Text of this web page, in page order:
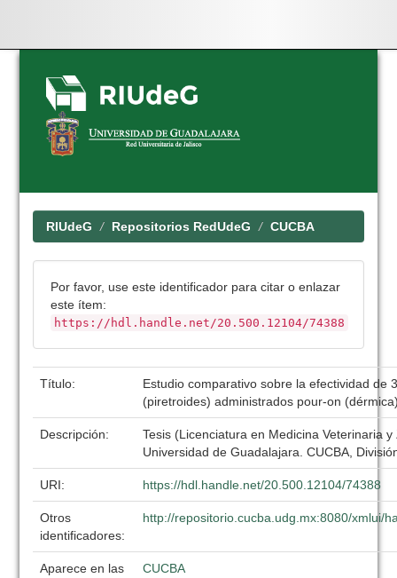
Skip
navigation
RIUdeG Repositorios RedUdeG CUCBA
Por favor, use este identificador para citar o enlazar
este ítem:
https://hdl.handle.net/20.500.12104/74388
Título:
Estudio comparativo sobre la efectividad de
(piretroides) administrados pour-on
Descripción:
Tesis (Licenciatura en Medicina Veterinaria
Universidad de Guadalajara. CUCBA,
URI: https://hdl.handle.net/20.500.12104/74388
Otros
identificadores:
http://repositorio.cucba.udg.mx:8080/xmlui/
Aparece en las
CUCBA